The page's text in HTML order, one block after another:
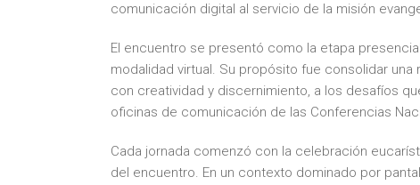
comunicación digital al servicio de la misión
El encuentro se presentó como la etapa
modalidad virtual. Su propósito fue consolidar
con creatividad y discernimiento, a los desafíos
oficinas de comunicación de las Conferencias
Cada jornada comenzó con la celebración
del encuentro. En un contexto dominado por